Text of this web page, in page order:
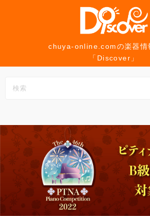
プ
chuya-online.comの楽器情
「Discover」